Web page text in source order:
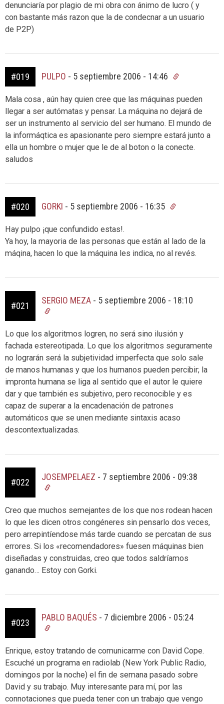
denunciaría por plagio de mi obra con ánimo de lucro ( y
con bastante más razon que la de condecnar a un usuario
de P2P)
#019 PULPO - 5 septiembre 2006 - 14:46
Mala cosa , aún hay quien cree que las máquinas pueden
llegar a ser autómatas y pensar. La máquina no dejará de
ser un instrumento al servicio del ser humano. El mundo de
la informáqtica es apasionante pero siempre estará junto a
ella un hombre o mujer que le de al boton o la conecte.
saludos
#020 GORKI - 5 septiembre 2006 - 16:35
Hay pulpo ¡que confundido estas!.
Ya hoy, la mayoria de las personas que están al lado de la
máqina, hacen lo que la máquina les indica, no al revés.
#021
SERGIO MEZA - 5 septiembre 2006 - 18:10
Lo que los algoritmos logren, no será sino ilusión y
fachada estereotipada. Lo que los algoritmos seguramente
no lograrán será la subjetividad imperfecta que solo sale
de manos humanas y que los humanos pueden percibir; la
impronta humana se liga al sentido que el autor le quiere
dar y que también es subjetivo, pero reconocible y es
capaz de superar a la encadenación de patrones
automáticos que se unen mediante sintaxis acaso
descontextualizadas.
#022
JOSEMPELAEZ - 7 septiembre 2006 - 09:38
Creo que muchos semejantes de los que nos rodean hacen
lo que les dicen otros congéneres sin pensarlo dos veces,
pero arrepintíendose más tarde cuando se percatan de sus
errores. Si los «recomendadores» fuesen máquinas bien
diseñadas y construidas, creo que todos saldríamos
ganando… Estoy con Gorki.
#023
PABLO BAQUÉS - 7 diciembre 2006 - 05:24
Enrique, estoy tratando de comunicarme con David Cope.
Escuché un programa en radiolab (New York Public Radio,
domingos por la noche) el fin de semana pasado sobre
David y su trabajo. Muy interesante para mí, por las
connotaciones que pueda tener con un trabajo que vengo